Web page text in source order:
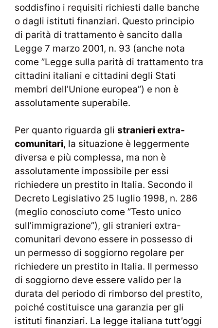
soddisfino i requisiti richiesti dalle banche
o dagli istituti finanziari. Questo principio
di parità di trattamento è sancito dalla
Legge 7 marzo 2001, n. 93 (anche nota
come ”Legge sulla parità di trattamento tra
cittadini italiani e cittadini degli Stati
membri dell’Unione europea”) e non è
assolutamente superabile.
Per quanto riguarda gli stranieri extra-
comunitari, la situazione è leggermente
diversa e più complessa, ma non è
assolutamente impossibile per essi
richiedere un prestito in Italia. Secondo il
Decreto Legislativo 25 luglio 1998, n. 286
(meglio conosciuto come ”Testo unico
sull’immigrazione”), gli stranieri extra-
comunitari devono essere in possesso di
un permesso di soggiorno regolare per
richiedere un prestito in Italia. Il permesso
di soggiorno deve essere valido per la
durata del periodo di rimborso del prestito,
poiché costituisce una garanzia per gli
istituti finanziari. La legge italiana tutt’oggi